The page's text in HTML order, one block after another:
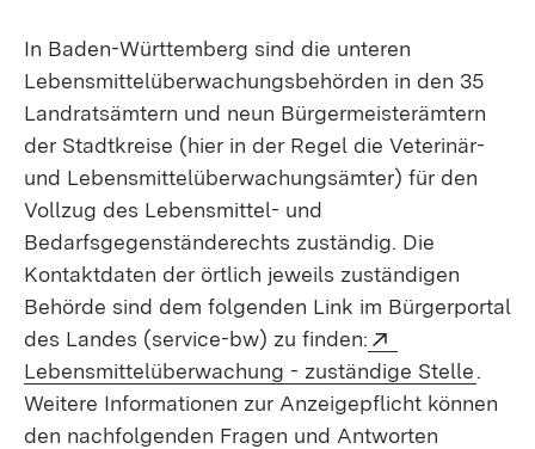
In Baden-Württemberg sind die unteren
Lebensmittelüberwachungsbehörden in den 35
Landratsämtern und neun Bürgermeisterämtern
der Stadtkreise (hier in der Regel die Veterinär-
und Lebensmittelüberwachungsämter) für den
Vollzug des Lebensmittel- und
Bedarfsgegenständerechts zuständig. Die
Kontaktdaten der örtlich jeweils zuständigen
Behörde sind dem folgenden Link im Bürgerportal
des Landes (service-bw) zu finden:
Lebensmittelüberwachung - zuständige Stelle.
Weitere Informationen zur Anzeigepflicht können
den nachfolgenden Fragen und Antworten